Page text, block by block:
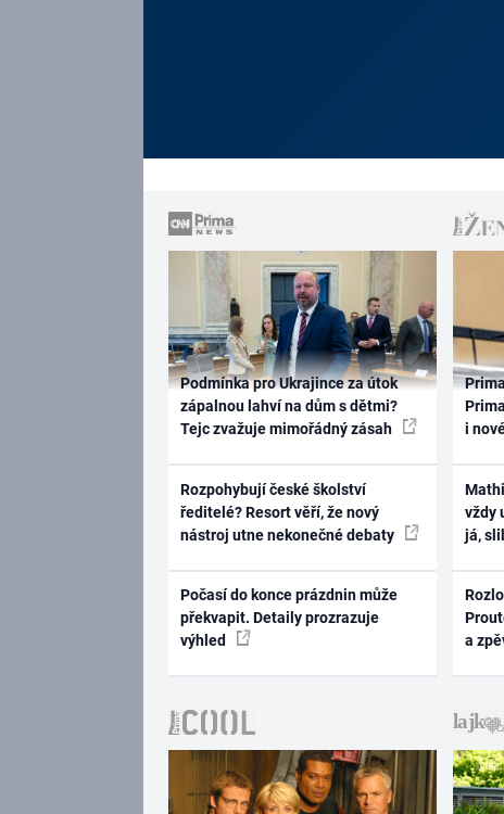
Podmínka pro Ukrajince za útok
zápalnou lahví na dům s dětmi?
Tejc zvažuje mimořádný zásah
Rozpohybují české školství
ředitelé? Resort věří, že nový
nástroj utne nekonečné debaty
Počasí do konce prázdnin může
překvapit. Detaily prozrazuje
výhled
i
vždy
já,
a